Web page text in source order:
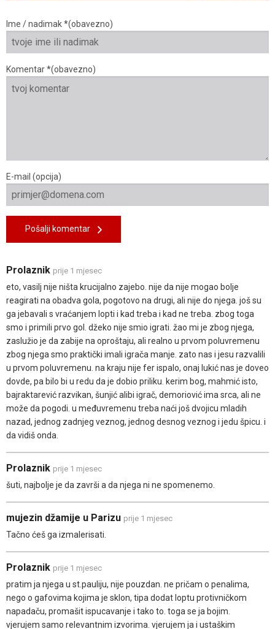
Ime / nadimak *(obavezno)
Komentar *(obavezno)
E-mail (opcija)
Pošalji komentar
Prolaznik prije 1 mjesec
eto, vasilj nije ništa krucijalno zajebo. nije da nije mogao bolje
reagirati na obadva gola, pogotovo na drugi, ali nije do njega. još su
ga jebavali s vraćanjem lopti i kad treba i kad ne treba. zbog toga
smo i primili prvo gol. džeko nije smio igrati. žao mi je zbog njega,
zaslužio je da zabije na oproštaju, ali realno u prvom poluvremenu
zbog njega smo praktički imali igrača manje. zato nas i jesu razvalili
u prvom poluvremenu. na kraju nije fer ispalo, onaj lukić nas je doveo
dovde, pa bilo bi u redu da je dobio priliku. kerim bog, mahmić isto,
bajraktarević razvikan, šunjić alibi igrač, demoriović ima srca, ali ne
može da pogodi. u međuvremenu treba naći još dvojicu mladih
nazad, jednog zadnjeg veznog, jednog desnog veznog i jedu špicu. i
da vidiš onda.
Prolaznik prije 1 mjesec
šuti, najbolje je da završi a da njega ni ne spomenemo.
mujezin džamije u Parizu prije 1 mjesec
Tačno ćeš ga izmalerisati.
Prolaznik prije 1 mjesec
pratim ja njega u st.pauliju, nije pouzdan. ne pričam o penalima,
nego o gafovima kojima je sklon, tipa dodat loptu protivničkom
napadaču, promašit ispucavanje i tako to. toga se ja bojim.
vjerujem samo relevantnim izvorima. vjerujem ja i ustaškim